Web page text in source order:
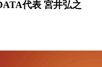
代表 宮井弘之